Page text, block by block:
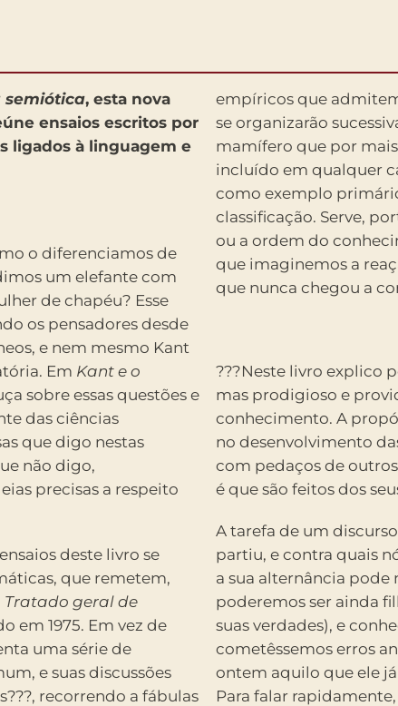
semiótica, esta nova
ensaios escritos por
ligados à linguagem e
o diferenciamos de
um elefante com
de chapéu? Esse
os pensadores desde
e nem mesmo Kant
Em Kant e o
sobre essas questões e
das ciências
que digo nestas
não digo,
precisas a respeito
deste livro se
que remetem,
Tratado geral de
em 1975. Em vez de
uma série de
e suas discussões
recorrendo a fábulas
empíricos que
se organizarão
mamífero que por
incluído em qualquer
como exemplo
classificação. Serve,
ou a ordem do
que imaginemos a
que nunca chegou a
???Neste livro explico
mas prodigioso e
conhecimento. A
no desenvolvimento
com pedaços de
é que são feitos dos
A tarefa de um
partiu, e contra quais
a sua alternância pode
poderemos ser ainda
suas verdades), e
cometêssemos erros
ontem aquilo que ele
Para falar